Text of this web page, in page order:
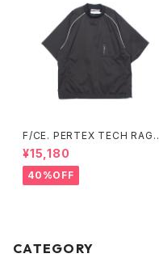
F/CE. PERTEX TECH RAGL
AN TEE (Sax、Black)
¥15,180
40%OFF
CATEGORY